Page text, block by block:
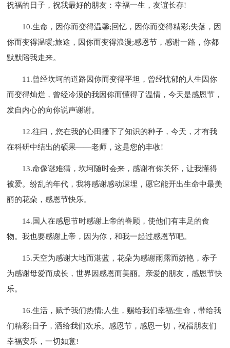
祝福的日子，祝我最好的朋友：幸福一生，友谊长存!
10.生命，因你而变得温馨;回忆，因你而变得精彩;失落，因
你而变得温暖;旅途，因你而变得浪漫;感恩节，感谢一路，你都
默默陪我走来。
11.曾经坎坷的道路因你而变得平坦，曾经忧郁的人生因你
而变得灿烂，曾经冷漠的我因你而懂得了温情，今天是感恩节，
发自内心的向你说声谢谢。
12.往曰，您在我的心田播下了知识的种子，今天，才有我
在科研中结出的硕果――老师，这是您的丰收!
13.命像谜难猜，坎坷随时会来，感谢有你关怀，让我懂得
被爱。纷乱的年代，我将感谢感动深埋，愿它能开出生命中最美
丽的花朵，感恩节快乐。
14.国人在感恩节时感谢上帝的眷顾，使他们有丰足的食
物。我也要感谢上帝，因为你，和我一起过感恩节吧。
15.天空为感谢大地而湛蓝，花朵为感谢雨露而娇艳，赤子
为感谢母爱而成长，世界因感恩而美丽。亲爱的朋友，感恩节快
乐。
16.生活，赋予我们热情;人生，赐给我们幸福;生命，带给我
们精彩;日子，洒给我们欢乐。感恩节，感恩一切，祝福朋友们
幸福安乐，一切如意!